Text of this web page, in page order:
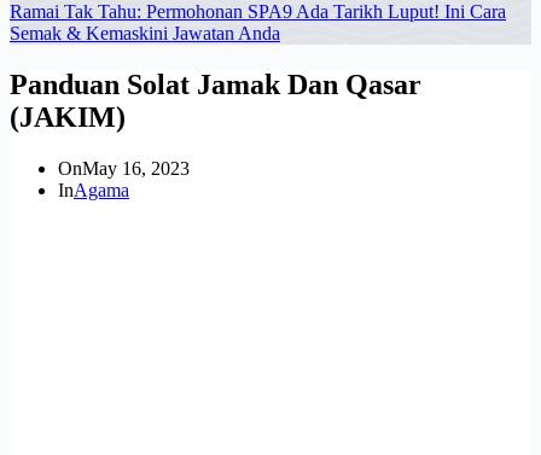
Ramai Tak Tahu: Permohonan SPA9 Ada Tarikh Luput! Ini Cara
Semak & Kemaskini Jawatan Anda
Panduan Solat Jamak Dan Qasar
(JAKIM)
OnMay 16, 2023
InAgama